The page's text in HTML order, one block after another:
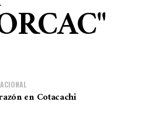
en Cotacachi